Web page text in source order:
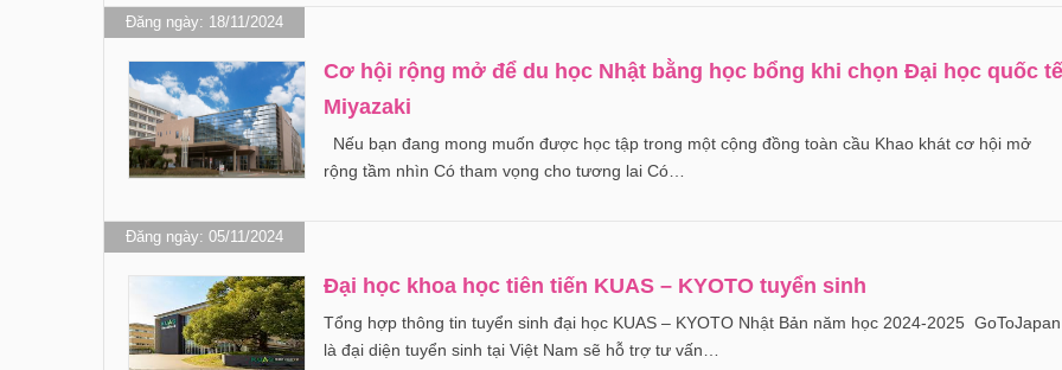
Đăng ngày: 18/11/2024
Cơ hội rộng mở để du học Nhật bằng học bổng khi chọn Đại học quốc tế
Miyazaki
Nếu bạn đang mong muốn được học tập trong một cộng đồng toàn cầu Khao khát cơ hội mở
rộng tầm nhìn Có tham vọng cho tương lai Có…
Đăng ngày: 05/11/2024
Đại học khoa học tiên tiến KUAS – KYOTO tuyển sinh
Tổng hợp thông tin tuyển sinh đại học KUAS – KYOTO Nhật Bản năm học 2024-2025 GoToJapan
là đại diện tuyển sinh tại Việt Nam sẽ hỗ trợ tư vấn…